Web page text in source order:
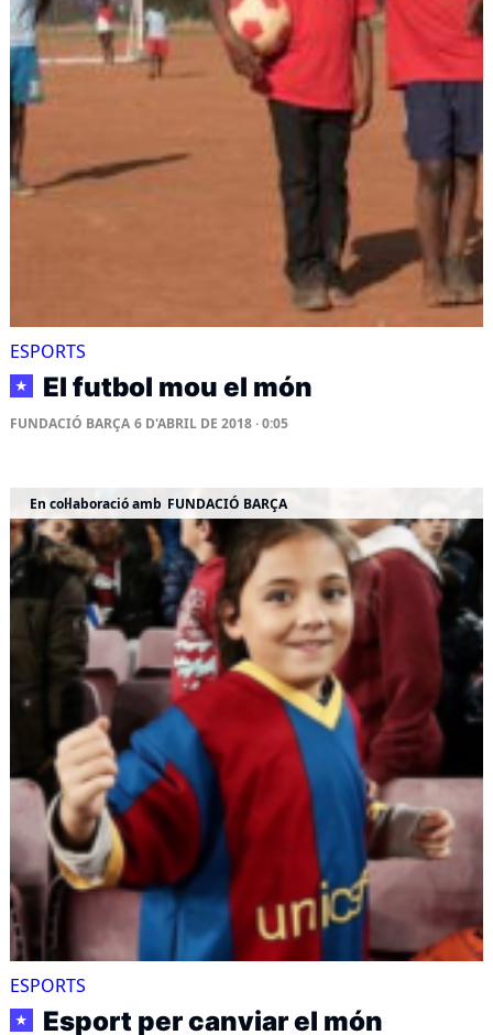
ESPORTS
★ El futbol mou el món
FUNDACIÓ BARÇA 6 D'ABRIL DE 2018 · 0:05
En col·laboració amb FUNDACIÓ BARÇA
ESPORTS
★ Esport per canviar el món